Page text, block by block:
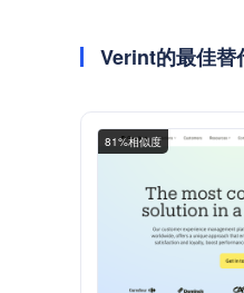
Verint的最佳替
81%相似度